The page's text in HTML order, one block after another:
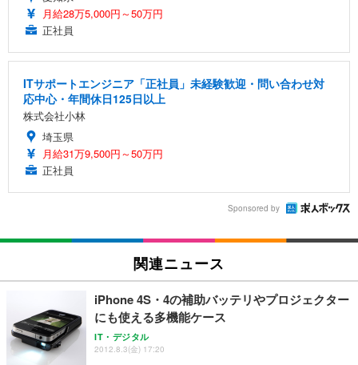
月給28万5,000円～50万円
正社員
ITサポートエンジニア「正社員」未経験歓迎・問い合わせ対
応中心・年間休日125日以上
株式会社小林
埼玉県
月給31万9,500円～50万円
正社員
Sponsored by
関連ニュース
iPhone 4S・4の補助バッテリやプロジェクター
にも使える多機能ケース
IT・デジタル
2012.8.3(金) 17:20